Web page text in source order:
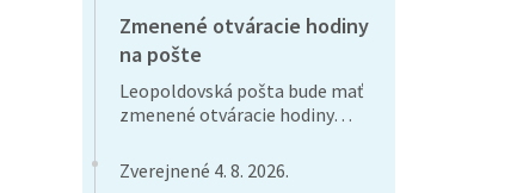
Zmenené otváracie hodiny
na pošte
Leopoldovská pošta bude mať
zmenené otváracie hodiny…
Zverejnené 4. 8. 2026.